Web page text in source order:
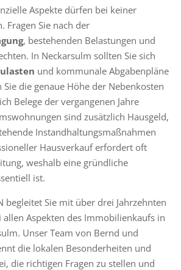
Aspekte dürfen bei keiner
Fragen Sie nach der
, bestehenden Belastungen und
In Neckarsulm sollten Sie sich
und kommunale Abgabenpläne
die genaue Höhe der Nebenkosten
Belege der vergangenen Jahre
sind zusätzlich Hausgeld,
Instandhaltungsmaßnahmen
Hausverkauf erfordert oft
weshalb eine gründliche
ist.
begleitet Sie mit über drei Jahrzehnten
Aspekten des Immobilienkaufs in
Unser Team von Bernd und
die lokalen Besonderheiten und
die richtigen Fragen zu stellen und